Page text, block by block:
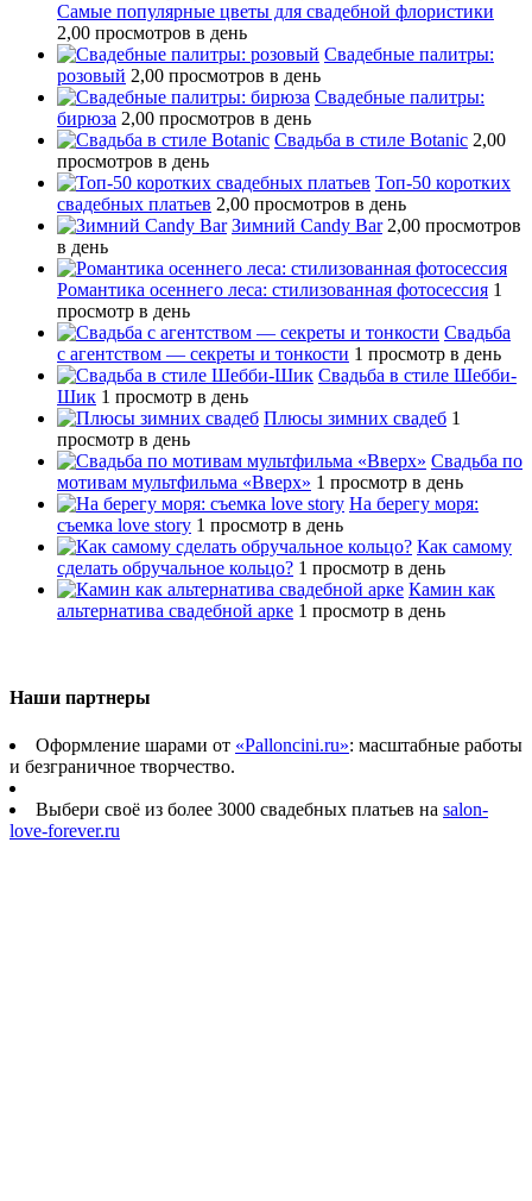
Самые популярные цветы для свадебной флористики
2,00 просмотров в день
Свадебные палитры:
розовый 2,00 просмотров в день
Свадебные палитры:
бирюза 2,00 просмотров в день
Свадьба в стиле Botanic 2,00
просмотров в день
Топ-50 коротких
свадебных платьев 2,00 просмотров в день
Зимний Candy Bar 2,00 просмотров
в день
Романтика осеннего леса: стилизованная фотосессия 1
просмотр в день
Свадьба
с агентством — секреты и тонкости 1 просмотр в день
Свадьба в стиле Шебби-
Шик 1 просмотр в день
Плюсы зимних свадеб 1
просмотр в день
Свадьба по
мотивам мультфильма «Вверх» 1 просмотр в день
На берегу моря:
съемка love story 1 просмотр в день
Как самому
сделать обручальное кольцо? 1 просмотр в день
Камин как
альтернатива свадебной арке 1 просмотр в день
Наши партнеры
Оформление шарами от «Palloncini.ru»: масштабные работы
и безграничное творчество.
Выбери своё из более 3000 свадебных платьев на salon-
love-forever.ru